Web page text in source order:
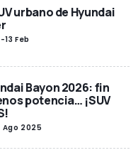
urbano de Hyundai
-13 Feb
Bayon 2026: fin
potencia… ¡SUV
Ago 2025